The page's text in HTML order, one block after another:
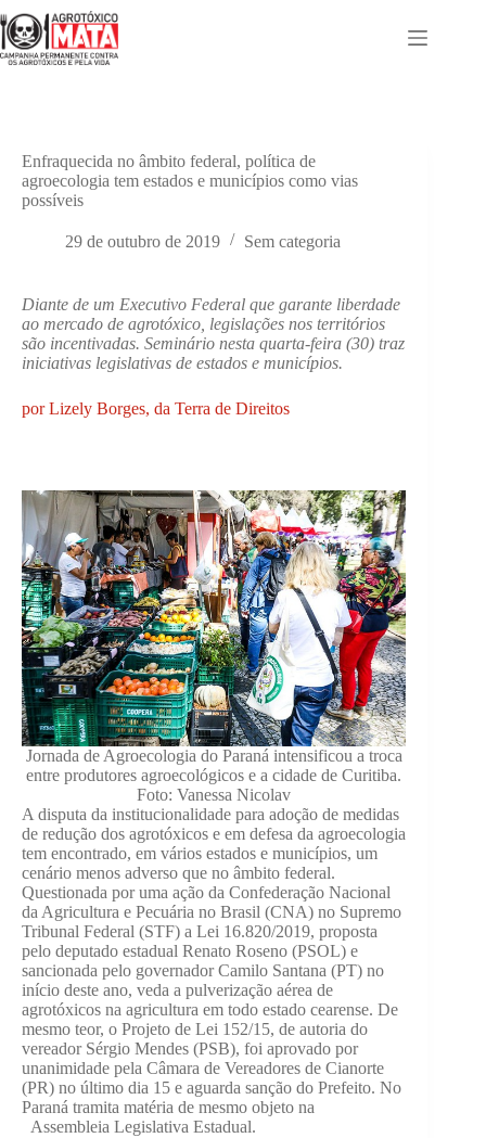
para
o
conteúdo
Enfraquecida no âmbito federal, política de
agroecologia tem estados e municípios como vias
possíveis
29 de outubro de 2019 Sem categoria
Diante de um Executivo Federal que garante liberdade
ao mercado de agrotóxico, legislações nos territórios
são incentivadas. Seminário nesta quarta-feira (30) traz
iniciativas legislativas de estados e municípios.
por Lizely Borges, da Terra de Direitos
Jornada de Agroecologia do Paraná intensificou a troca
entre produtores agroecológicos e a cidade de Curitiba.
Foto: Vanessa Nicolav
A disputa da institucionalidade para adoção de medidas
de redução dos agrotóxicos e em defesa da agroecologia
tem encontrado, em vários estados e municípios, um
cenário menos adverso que no âmbito federal.
Questionada por uma ação da Confederação Nacional
da Agricultura e Pecuária no Brasil (CNA) no Supremo
Tribunal Federal (STF) a Lei 16.820/2019, proposta
pelo deputado estadual Renato Roseno (PSOL) e
sancionada pelo governador Camilo Santana (PT) no
início deste ano, veda a pulverização aérea de
agrotóxicos na agricultura em todo estado cearense. De
mesmo teor, o Projeto de Lei 152/15, de autoria do
vereador Sérgio Mendes (PSB), foi aprovado por
unanimidade pela Câmara de Vereadores de Cianorte
(PR) no último dia 15 e aguarda sanção do Prefeito. No
Paraná tramita matéria de mesmo objeto na
Assembleia Legislativa Estadual.